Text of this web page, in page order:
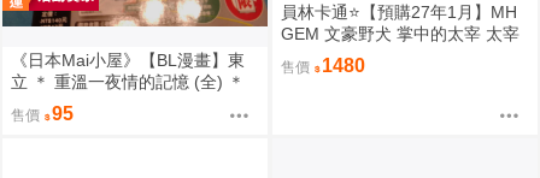
《日本Mai小屋》【BL漫畫】東
立 ＊ 重溫一夜情的記憶 (全) ＊
作者：志々藤からり
售價 95
員林卡通⭐️【預購27年1月】MH
GEM 文豪野犬 掌中的太宰 太宰
治 0813
售價 1480